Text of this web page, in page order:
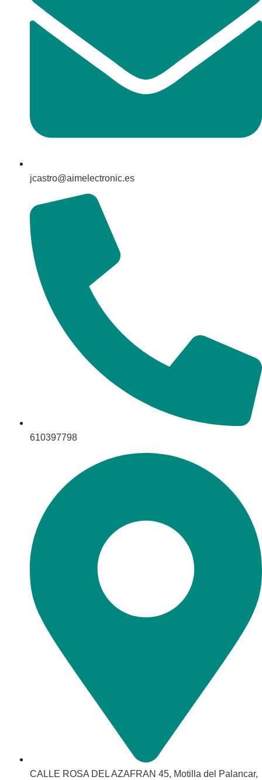
jcastro@aimelectronic.es
610397798
CALLE ROSA DEL AZAFRAN 45, Motilla del Palancar,